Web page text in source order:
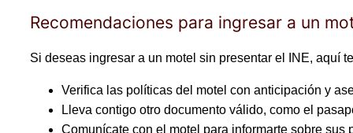
Recomendaciones para ingresar a un
Si deseas ingresar a un motel sin presentar el INE, aquí
Verifica las políticas del motel con anticipación y
Lleva contigo otro documento válido, como el
Comunícate con el motel para informarte sobre